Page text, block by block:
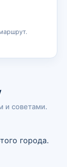
и советами.
города.